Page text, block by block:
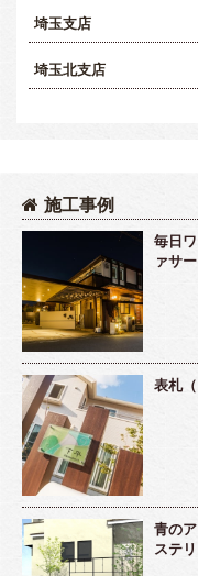
埼玉支店
埼玉北支店
施工事例
毎日
ァサ
表札
青の
ステ